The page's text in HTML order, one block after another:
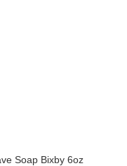
Moon Shave Soap Bixby 6oz